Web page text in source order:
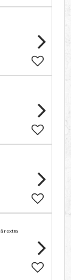
Lagre
Lagre
Lagre
extra
Lagre